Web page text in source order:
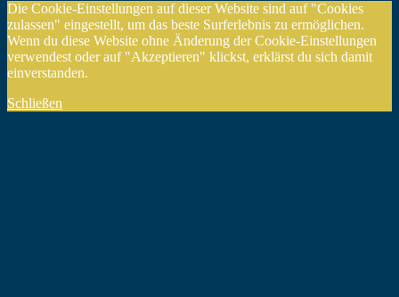
Die Cookie-Einstellungen auf dieser Website sind auf "Cookies
zulassen" eingestellt, um das beste Surferlebnis zu ermöglichen.
Wenn du diese Website ohne Änderung der Cookie-Einstellungen
verwendest oder auf "Akzeptieren" klickst, erklärst du sich damit
einverstanden.
Schließen